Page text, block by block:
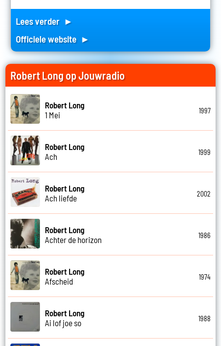
Lees verder ►
Officiele website ►
Robert Long op Jouwradio
Robert Long
1 Mei
1997
Robert Long
Ach
1999
Robert Long
Ach liefde
2002
Robert Long
Achter de horizon
1986
Robert Long
Afscheid
1974
Robert Long
Ai lof joe so
1988